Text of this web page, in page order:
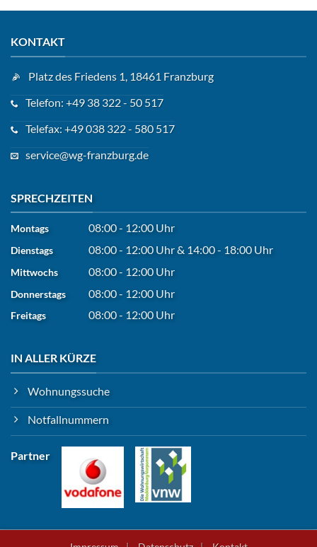
KONTAKT
Platz des Friedens 1, 18461 Franzburg
Telefon: +49 38 322 - 50 517
Telefax: +49 038 322 - 580 517
service@wg-franzburg.de
SPRECHZEITEN
Montags 08:00 - 12:00 Uhr
Dienstags 08:00 - 12:00 Uhr& 14:00 - 18:00 Uhr
Mittwochs 08:00 - 12:00 Uhr
Donnerstags 08:00 - 12:00 Uhr
Freitags 08:00 - 12:00 Uhr
IN ALLER KÜRZE
Wohnungssuche
Notfallnummern
Partner